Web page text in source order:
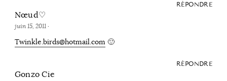
RÉPONDRE
Nœud♡
juin 15, 2011·
Twinkle.birds@hotmail.com 🙂
RÉPONDRE
Gonzo Cie